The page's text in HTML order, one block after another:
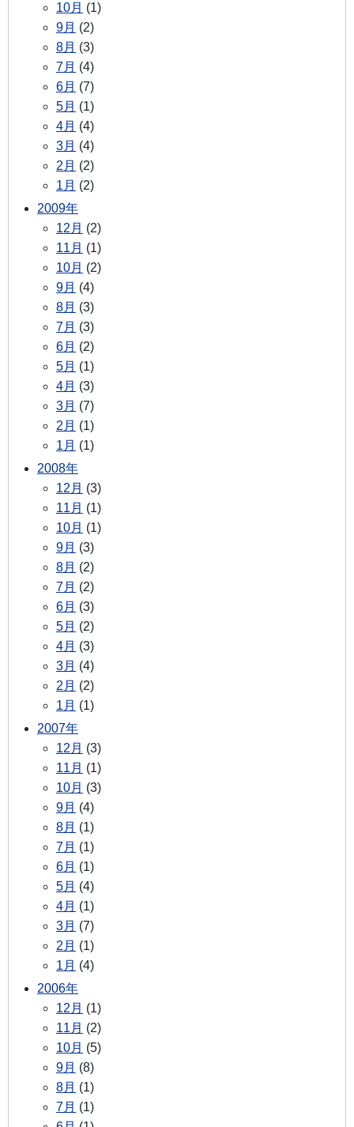
10月 (1)
9月 (2)
8月 (3)
7月 (4)
6月 (7)
5月 (1)
4月 (4)
3月 (4)
2月 (2)
1月 (2)
2009年
12月 (2)
11月 (1)
10月 (2)
9月 (4)
8月 (3)
7月 (3)
6月 (2)
5月 (1)
4月 (3)
3月 (7)
2月 (1)
1月 (1)
2008年
12月 (3)
11月 (1)
10月 (1)
9月 (3)
8月 (2)
7月 (2)
6月 (3)
5月 (2)
4月 (3)
3月 (4)
2月 (2)
1月 (1)
2007年
12月 (3)
11月 (1)
10月 (3)
9月 (4)
8月 (1)
7月 (1)
6月 (1)
5月 (4)
4月 (1)
3月 (7)
2月 (1)
1月 (4)
2006年
12月 (1)
11月 (2)
10月 (5)
9月 (8)
8月 (1)
7月 (1)